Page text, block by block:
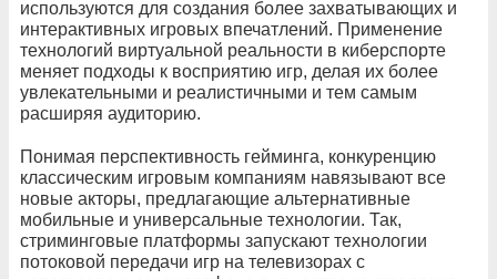
используются для создания более захватывающих и
интерактивных игровых впечатлений. Применение
технологий виртуальной реальности в киберспорте
меняет подходы к восприятию игр, делая их более
увлекательными и реалистичными и тем самым
расширяя аудиторию.
Понимая перспективность гейминга, конкуренцию
классическим игровым компаниям навязывают все
новые акторы, предлагающие альтернативные
мобильные и универсальные технологии. Так,
стриминговые платформы запускают технологии
потоковой передачи игр на телевизорах с